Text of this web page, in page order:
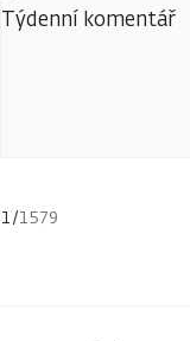
Týdenní komentář
1/1579